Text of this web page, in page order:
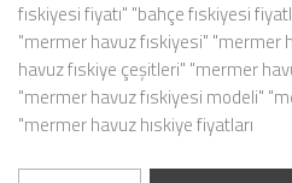
fıskiyesi fiyatı" "bahçe fıskiyesi
"mermer havuz fıskiyesi" "mermer
havuz fıskiye çeşitleri" "mermer
"mermer havuz fıskiyesi modeli"
"mermer havuz hıskiye fiyatları